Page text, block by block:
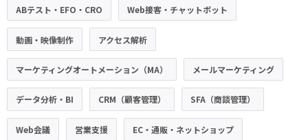
ABテスト・EFO・CRO Web接客・チャットボット
動画・映像制作 アクセス解析
マーケティングオートメーション（MA） メールマーケティング
データ分析・BI CRM（顧客管理） SFA（商談管理）
Web会議 営業支援 EC・通販・ネットショップ